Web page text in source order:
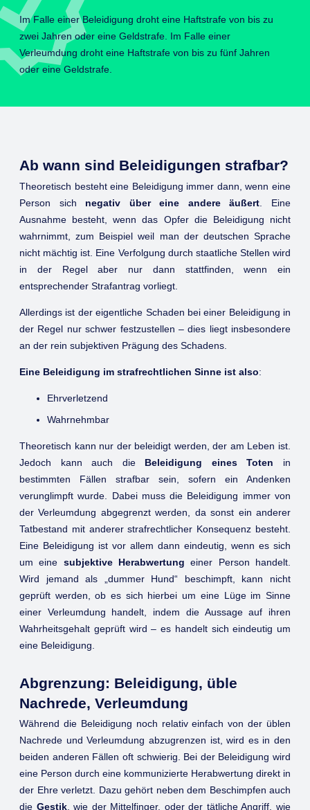
Im Falle einer Beleidigung droht eine Haftstrafe von bis zu
zwei Jahren oder eine Geldstrafe. Im Falle einer
Verleumdung droht eine Haftstrafe von bis zu fünf Jahren
oder eine Geldstrafe.
Ab wann sind Beleidigungen strafbar?
Theoretisch besteht eine Beleidigung immer dann, wenn eine
Person sich negativ über eine andere äußert . Eine
Ausnahme besteht, wenn das Opfer die Beleidigung nicht
wahrnimmt, zum Beispiel weil man der deutschen Sprache
nicht mächtig ist. Eine Verfolgung durch staatliche Stellen wird
in der Regel aber nur dann stattfinden, wenn ein
entsprechender Strafantrag vorliegt.
Allerdings ist der eigentliche Schaden bei einer Beleidigung in
der Regel nur schwer festzustellen – dies liegt insbesondere
an der rein subjektiven Prägung des Schadens.
Eine Beleidigung im strafrechtlichen Sinne ist also:
Ehrverletzend
Wahrnehmbar
Theoretisch kann nur der beleidigt werden, der am Leben ist.
Jedoch kann auch die Beleidigung eines Toten in
bestimmten Fällen strafbar sein, sofern ein Andenken
verunglimpft wurde. Dabei muss die Beleidigung immer von
der Verleumdung abgegrenzt werden, da sonst ein anderer
Tatbestand mit anderer strafrechtlicher Konsequenz besteht.
Eine Beleidigung ist vor allem dann eindeutig, wenn es sich
um eine subjektive Herabwertung einer Person handelt.
Wird jemand als „dummer Hund“ beschimpft, kann nicht
geprüft werden, ob es sich hierbei um eine Lüge im Sinne
einer Verleumdung handelt, indem die Aussage auf ihren
Wahrheitsgehalt geprüft wird – es handelt sich eindeutig um
eine Beleidigung.
Abgrenzung: Beleidigung, üble
Nachrede, Verleumdung
Während die Beleidigung noch relativ einfach von der üblen
Nachrede und Verleumdung abzugrenzen ist, wird es in den
beiden anderen Fällen oft schwierig. Bei der Beleidigung wird
eine Person durch eine kommunizierte Herabwertung direkt in
der Ehre verletzt. Dazu gehört neben dem Beschimpfen auch
die Gestik, wie der Mittelfinger, oder der tätliche Angriff, wie